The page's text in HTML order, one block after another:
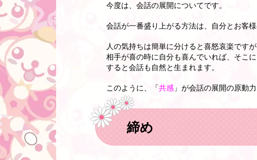
今度は、会話の展開についてです。
会話が一番盛り上がる方法は、自分とお客
人の気持ちは簡単に分けると喜怒哀楽ですが
相手が喜の時に自分も喜んでいれば、そこ
すると会話も自然と生まれます。
このように、「共感 」が会話の展開の原動
締め